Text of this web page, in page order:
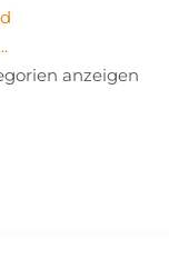
anzeigen